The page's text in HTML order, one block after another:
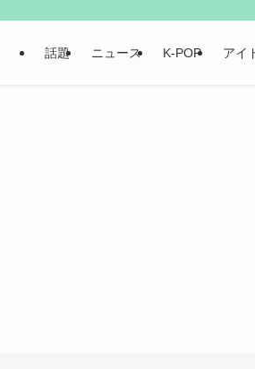
話題 ニュース K-POP アイ